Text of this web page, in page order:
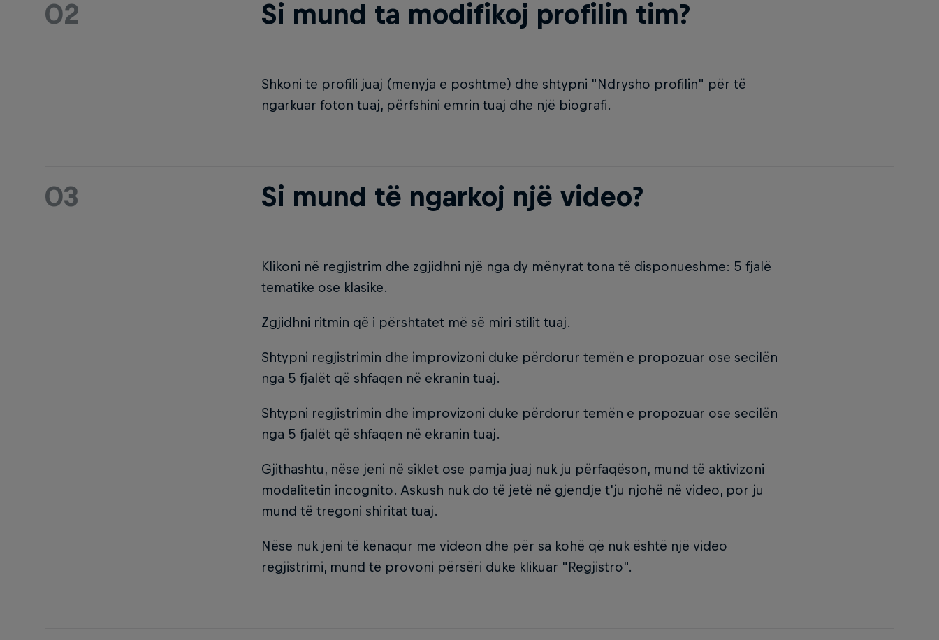
02 Si mund ta modifikoj profilin tim?
Shkoni te profili juaj (menyja e poshtme) dhe shtypni "Ndrysho profilin" për të
ngarkuar foton tuaj, përfshini emrin tuaj dhe një biografi.
03 Si mund të ngarkoj një video?
Klikoni në regjistrim dhe zgjidhni një nga dy mënyrat tona të disponueshme: 5 fjalë
tematike ose klasike.​
Zgjidhni ritmin që i përshtatet më së miri stilit tuaj.​
Shtypni regjistrimin dhe improvizoni duke përdorur temën e propozuar ose secilën
nga 5 fjalët që shfaqen në ekranin tuaj.​
Shtypni regjistrimin dhe improvizoni duke përdorur temën e propozuar ose secilën
nga 5 fjalët që shfaqen në ekranin tuaj.
Gjithashtu, nëse jeni në siklet ose pamja juaj nuk ju përfaqëson, mund të aktivizoni
modalitetin incognito. Askush nuk do të jetë në gjendje t'ju njohë në video, por ju
mund të tregoni shiritat tuaj.
Nëse nuk jeni të kënaqur me videon dhe për sa kohë që nuk është një video
regjistrimi, mund të provoni përsëri duke klikuar "Regjistro".